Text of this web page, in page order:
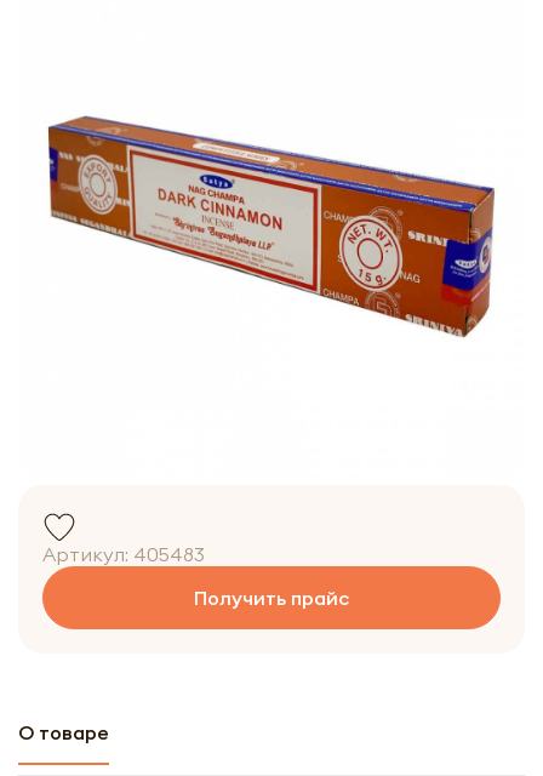
Артикул: 405483
Получить прайс
О товаре